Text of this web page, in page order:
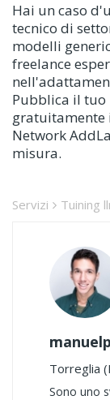
Hai un caso
tecnico di
modelli
freelance
Pubblica il tuo
gratuitamente
Network
misura.
Servizi Tuining
Torreglia
Sono uno